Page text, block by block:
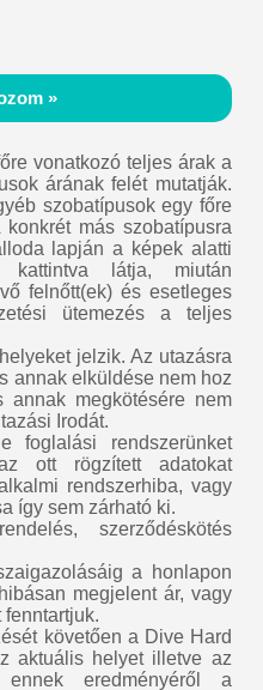
»
vonatkozó teljes árak a
árának felét mutatják.
szobatípusok egy főre
más szobatípusra
lapján a képek alatti
kattintva látja, miután
felnőtt(ek) és esetleges
ütemezés a teljes
jelzik. Az utazásra
annak elküldése nem hoz
annak megkötésére nem
Irodát.
foglalási rendszerünket
ott rögzített adatokat
rendszerhiba, vagy
így sem zárható ki.
szerződéskötés
a honlapon
megjelent ár, vagy
követően a Dive Hard
aktuális helyet illetve az
eredményéről a